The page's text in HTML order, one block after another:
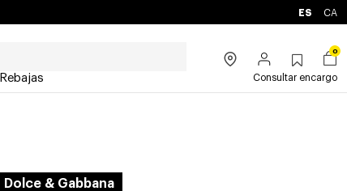
ES CA
Rebajas
0
Consultar encargo
Dolce & Gabbana